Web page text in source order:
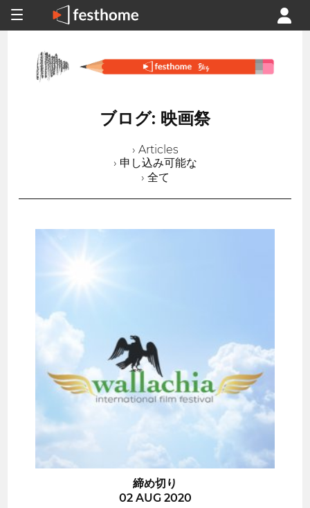
ブログ: 映画祭
› Articles
› 申し込み可能な
› 全て
締め切り
02 AUG 2020